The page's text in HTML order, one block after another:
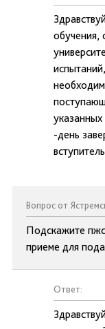
обучения,
-день
Вопрос от
Подскажите
приеме для
Ответ: